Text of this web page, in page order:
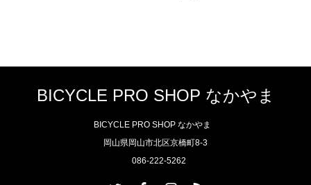
BICYCLE PRO SHOP なかやま
BICYCLE PRO SHOP なかやま
岡山県岡山市北区京橋町8-3
086-222-5262